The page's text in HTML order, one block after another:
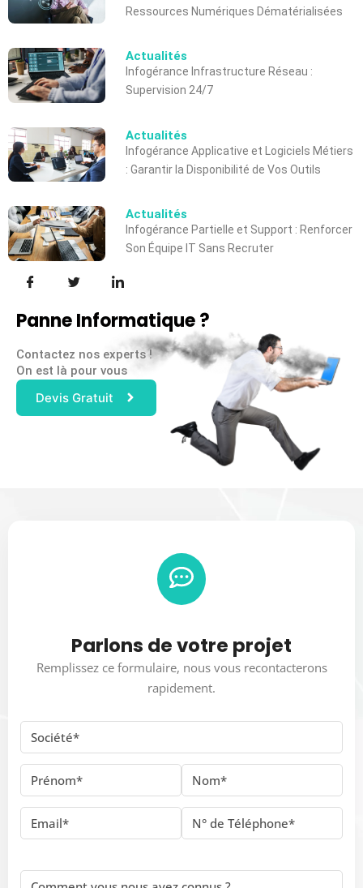
Ressources Numériques Dématérialisées
Actualités
Infogérance Infrastructure Réseau :
Supervision 24/7
Actualités
Infogérance Applicative et Logiciels Métiers
: Garantir la Disponibilité de Vos Outils
Actualités
Infogérance Partielle et Support : Renforcer
Son Équipe IT Sans Recruter
Panne Informatique ?
Contactez nos experts !
On est là pour vous
Devis Gratuit
Parlons de votre projet
Remplissez ce formulaire, nous vous recontacterons
rapidement.